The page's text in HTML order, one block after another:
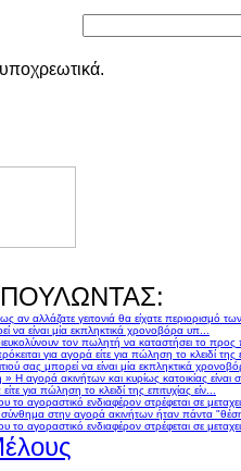
αν αλλάζατε γειτονιά θα είχατε περιορισμό
να είναι μία εκπληκτικά χρονοβόρα υπ...
τον πωλητή να καταστήσει το
για αγορά είτε για πώληση το κλειδί της
σας μπορεί να είναι μία εκπληκτικά
» Η αγορά ακινήτων και κυρίως κατοικίας
για πώληση το κλειδί της επιτυχίας είν...
το αγοραστικό ενδιαφέρον στρέφεται σε
σύνθημα στην αγορά ακινήτων ήταν πάντα
το αγοραστικό ενδιαφέρον στρέφεται σε